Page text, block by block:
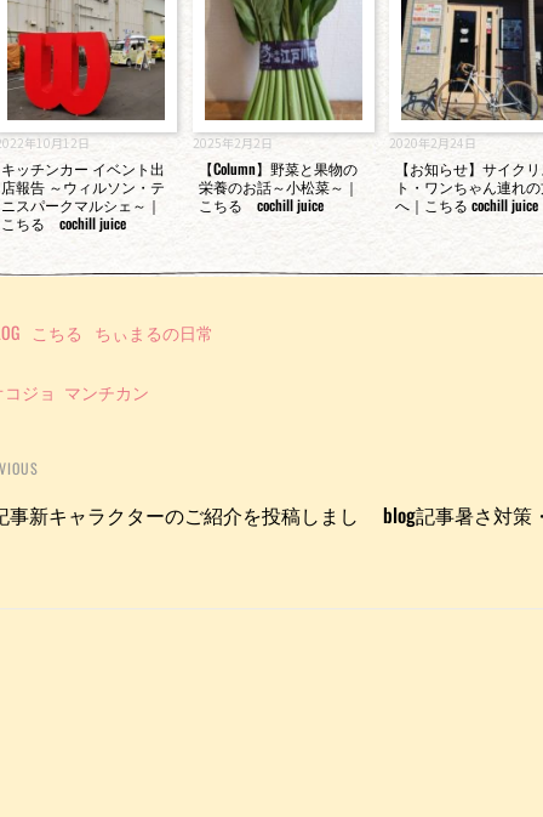
年10月12日
キッチンカー イベント出
店報告 ～ウィルソン・テ
ニスパークマルシェ～｜
こちる cochill juice
2025年2月2日
【Column】野菜と果物の
栄養のお話～小松菜～｜
こちる cochill juice
2020年2月24日
【お知らせ】サイクリ
ト・ワンちゃん連れ
へ｜こちる cochill juice
こちる ちぃまるの日常
コジョ マンチカン
事新キャラクターのご紹介を投稿しまし
blog記事暑さ対策